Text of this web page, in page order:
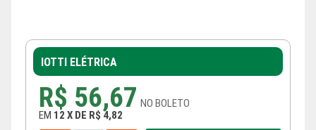
IOTTI ELÉTRICA
R$ 56,67 NO BOLETO
EM 12 X DE R$ 4,82